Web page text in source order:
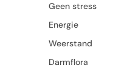
Geen stress
Energie
Weerstand
Darmflora